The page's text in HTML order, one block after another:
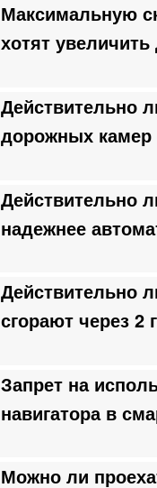
Максимальную
хотят
Действительно
дорожных
Действительно
надежнее
Действительно
сгорают через 2
Запрет на
навигатора в
Можно ли